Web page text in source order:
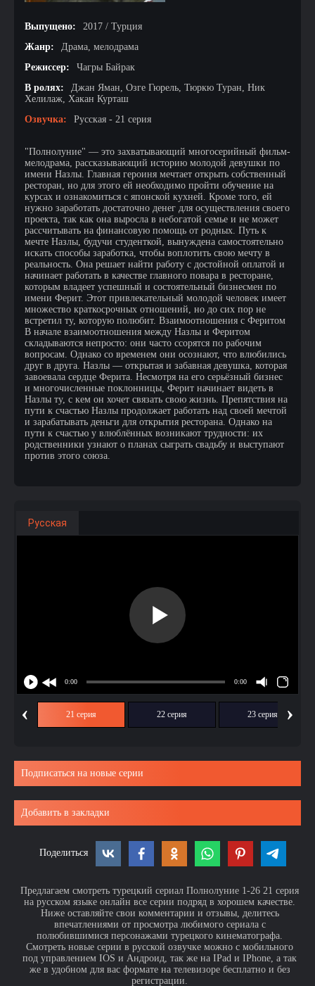
Выпущено:
2017 / Турция
Жанр:
Драма, мелодрама
Режиссер:
Чагры Байрак
В ролях:
Джан Яман, Озге Гюрель, Тюркю Туран, Ник
Хелилаж, Хакан Курташ
Озвучка:
Русская - 21 серия
"Полнолуние" — это захватывающий многосерийный фильм-
мелодрама, рассказывающий историю молодой девушки по
имени Назлы. Главная героиня мечтает открыть собственный
ресторан, но для этого ей необходимо пройти обучение на
курсах и ознакомиться с японской кухней. Кроме того, ей
нужно заработать достаточно денег для осуществления своего
проекта, так как она выросла в небогатой семье и не может
рассчитывать на финансовую помощь от родных. Путь к
мечте Назлы, будучи студенткой, вынуждена самостоятельно
искать способы заработка, чтобы воплотить свою мечту в
реальность. Она решает найти работу с достойной оплатой и
начинает работать в качестве главного повара в ресторане,
которым владеет успешный и состоятельный бизнесмен по
имени Ферит. Этот привлекательный молодой человек имеет
множество краткосрочных отношений, но до сих пор не
встретил ту, которую полюбит. Взаимоотношения с Феритом
В начале взаимоотношения между Назлы и Феритом
складываются непросто: они часто ссорятся по рабочим
вопросам. Однако со временем они осознают, что влюбились
друг в друга. Назлы — открытая и забавная девушка, которая
завоевала сердце Ферита. Несмотря на его серьёзный бизнес
и многочисленные поклонницы, Ферит начинает видеть в
Назлы ту, с кем он хочет связать свою жизнь. Препятствия на
пути к счастью Назлы продолжает работать над своей мечтой
и зарабатывать деньги для открытия ресторана. Однако на
пути к счастью у влюблённых возникают трудности: их
родственники узнают о планах сыграть свадьбу и выступают
против этого союза.
Русская
‹ 21 серия 22 серия 23 серия ›
Подписаться на новые серии
Добавить в закладки
Поделиться
Предлагаем смотреть турецкий сериал Полнолуние 1-26 21 серия
на русском языке онлайн все серии подряд в хорошем качестве.
Ниже оставляйте свои комментарии и отзывы, делитесь
впечатлениями от просмотра любимого сериала с
полюбившимися персонажами турецкого кинематографа.
Смотреть новые серии в русской озвучке можно с мобильного
под управлением IOS и Андроид, так же на IPad и IPhone, а так
же в удобном для вас формате на телевизоре бесплатно и без
регистрации.